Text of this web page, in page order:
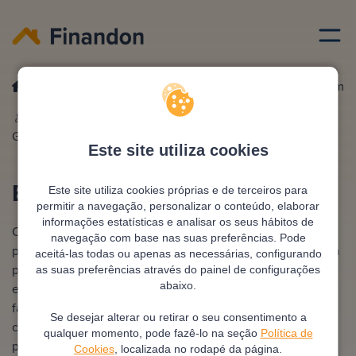
Este site utiliza cookies
Este site utiliza cookies próprias e de terceiros para
permitir a navegação, personalizar o conteúdo, elaborar
informações estatísticas e analisar os seus hábitos de
navegação com base nas suas preferências. Pode
aceitá-las todas ou apenas as necessárias, configurando
as suas preferências através do painel de configurações
abaixo.
Se desejar alterar ou retirar o seu consentimento a
qualquer momento, pode fazê-lo na seção Política de
Cookies, localizada no rodapé da página.
Emprestimo habitacao Emprestimo habitacao jovem
González
Editado e revisto por
Empréstimo habitação jovem
O empréstimo habitação jovem é uma solução pensada
para quem tem até 35 anos e procura financiar a compra da
primeira casa. Alguns bancos oferecem condições
especiais, como spreads reduzidos ou prazos mais longos,
facilitando o acesso à habitação própria. É importante
comparar propostas e entender os benefícios disponíveis
para jovens compradores.